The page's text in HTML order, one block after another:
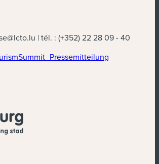
| tél. : (+352) 22 28 09 - 40